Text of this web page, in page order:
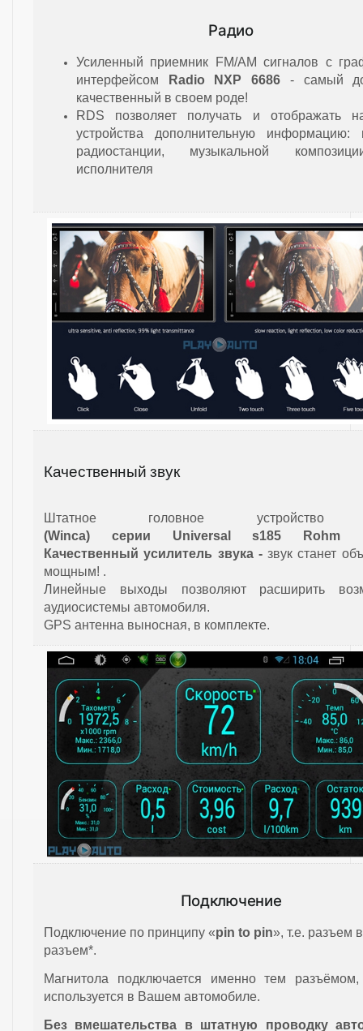
Радио
Усиленный приемник FM/AM сигналов с
интерфейсом
Radio NXP 6686 - самый
качественный в своем роде!
RDS позволяет получать и отображать
устройства дополнительную информацию:
радиостанции, музыкальной
исполнителя
Качественный звук
Штатное головное
(Winca) серии Universal s185
Rohm
Качественный усилитель звука -звук станет
мощным! .
Линейные выходы позволяют расширить
аудиосистемы автомобиля.
GPS антенна выносная, в комплекте.
Подключение
Подключение по принципу «pin to pin», т.е. разъем в
разъем*.
Магнитола подключается именно тем
используется в Вашем автомобиле.
Без вмешательства в штатную проводку